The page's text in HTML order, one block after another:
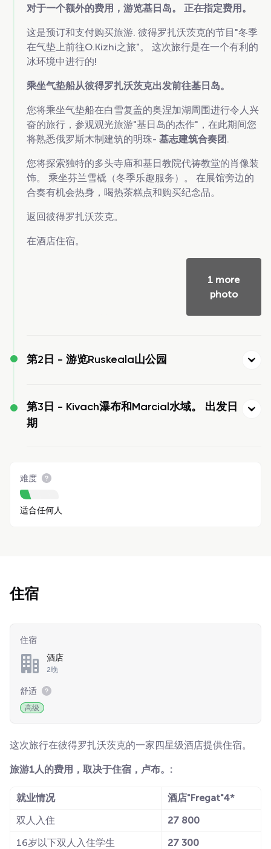
对于一个额外的费用，游览基日岛。 正在指定费用。
这是预订和支付购买旅游. 彼得罗扎沃茨克的节目"冬季
在气垫上前往O.Kizhi之旅"。 这次旅行是在一个有利的
冰环境中进行的!
乘坐气垫船从彼得罗扎沃茨克出发前往基日岛。
您将乘坐气垫船在白雪复盖的奥涅加湖周围进行令人兴
奋的旅行，参观观光旅游"基日岛的杰作"，在此期间您
将熟悉俄罗斯木制建筑的明珠- 基志建筑合奏团 .
您将探索独特的多头寺庙和基日教院代祷教堂的肖像装
饰。 乘坐芬兰雪橇（冬季乐趣服务）。 在展馆旁边的
合奏有机会热身，喝热茶糕点和购买纪念品。
返回彼得罗扎沃茨克。
在酒店住宿。
1 more
photo
第2日 - 游览Ruskeala山公园
第3日 - Kivach瀑布和Marcial水域。 出发日
期
难度
适合任何人
住宿
住宿
酒店
2晚
舒适
高级
这次旅行在彼得罗扎沃茨克的一家四星级酒店提供住宿。
旅游1人的费用，取决于住宿，卢布。:
就业情况
酒店"Fregat"4*
双人入住
27 800
16岁以下双人入住学生
27 300